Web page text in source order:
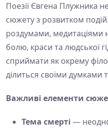
Поезії Євгена Плужника
сюжету з розвитком
роздумами, медитаціями
болю, краси та людської
сприймати як окрему
ділиться своїми думками
Важливі елементи
Тема смерті —